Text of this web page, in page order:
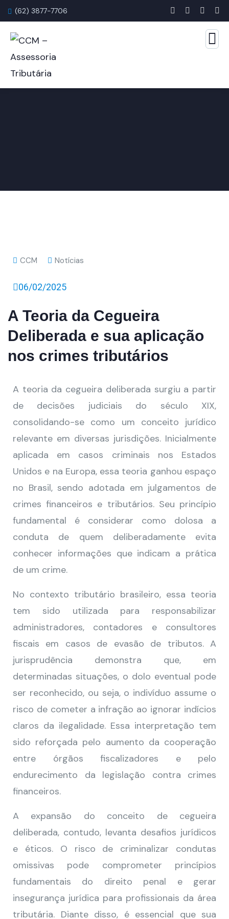
(62) 3877-7706
CCM Notícias
06/02/2025
A Teoria da Cegueira
Deliberada e sua aplicação
nos crimes tributários
A teoria da cegueira deliberada surgiu a partir
de decisões judiciais do século XIX,
consolidando-se como um conceito jurídico
relevante em diversas jurisdições. Inicialmente
aplicada em casos criminais nos Estados
Unidos e na Europa, essa teoria ganhou espaço
no Brasil, sendo adotada em julgamentos de
crimes financeiros e tributários. Seu princípio
fundamental é considerar como dolosa a
conduta de quem deliberadamente evita
conhecer informações que indicam a prática
de um crime.
No contexto tributário brasileiro, essa teoria
tem sido utilizada para responsabilizar
administradores, contadores e consultores
fiscais em casos de evasão de tributos. A
jurisprudência demonstra que, em
determinadas situações, o dolo eventual pode
ser reconhecido, ou seja, o indivíduo assume o
risco de cometer a infração ao ignorar indícios
claros da ilegalidade. Essa interpretação tem
sido reforçada pelo aumento da cooperação
entre órgãos fiscalizadores e pelo
endurecimento da legislação contra crimes
financeiros.
A expansão do conceito de cegueira
deliberada, contudo, levanta desafios jurídicos
e éticos. O risco de criminalizar condutas
omissivas pode comprometer princípios
fundamentais do direito penal e gerar
insegurança jurídica para profissionais da área
tributária. Diante disso, é essencial que sua